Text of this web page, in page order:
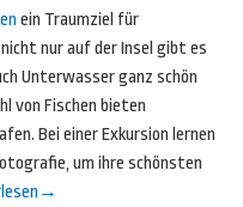
ein Traumziel für
nur auf der Insel gibt es
Unterwasser ganz schön
von Fischen bieten
Bei einer Exkursion lernen
um ihre schönsten
→